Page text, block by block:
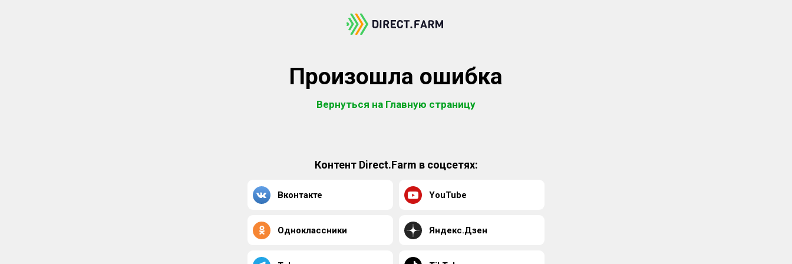
Произошла ошибка
Вернуться на Главную страницу
Контент Direct.Farm в соцсетях:
Вконтакте YouTube
Одноклассники Яндекс.Дзен